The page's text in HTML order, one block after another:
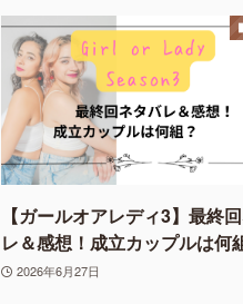
【ガールオアレディ3】最終
レ＆感想！成立カップルは何
2026年6月27日